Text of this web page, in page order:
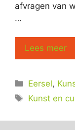
afvragen van
…
Lees meer
Eersel,
Tags
Kunst en